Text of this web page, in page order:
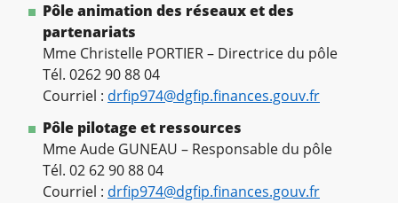
Pôle animation des réseaux et des
partenariats
Mme Christelle PORTIER – Directrice du pôle
Tél. 0262 90 88 04
Courriel : drfip974@dgfip.finances.gouv.fr
Pôle pilotage et ressources
Mme Aude GUNEAU – Responsable du pôle
Tél. 02 62 90 88 04
Courriel : drfip974@dgfip.finances.gouv.fr